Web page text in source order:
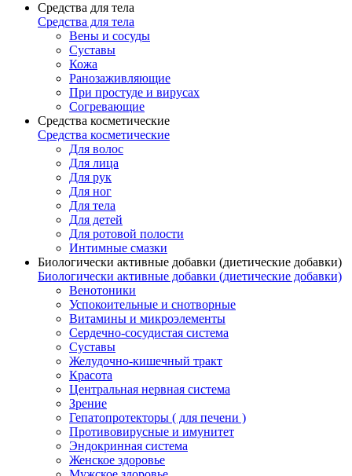
Средства для тела
Средства для тела
Вены и сосуды
Суставы
Кожа
Ранозаживляющие
При простуде и вирусах
Согревающие
Средства косметические
Средства косметические
Для волос
Для лица
Для рук
Для ног
Для тела
Для детей
Для ротовой полости
Интимные смазки
Биологически активные добавки (диетические добавки)
Биологически активные добавки (диетические добавки)
Венотоники
Успокоительные и снотворные
Витамины и микроэлементы
Сердечно-сосудистая система
Суставы
Желудочно-кишечный тракт
Красота
Центральная нервная система
Зрение
Гепатопротекторы ( для печени )
Противовирусные и имунитет
Эндокринная система
Женское здоровье